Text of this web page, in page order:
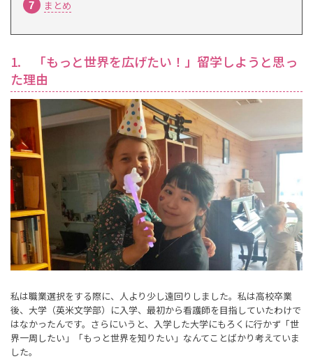
まとめ
1. 「もっと世界を広げたい！」留学しようと思っ
た理由
私は職業選択をする際に、人より少し遠回りしました。私は高校卒業
後、大学（英米文学部）に入学、最初から看護師を目指していたわけで
はなかったんです。さらにいうと、入学した大学にもろくに行かず「世
界一周したい」「もっと世界を知りたい」なんてことばかり考えていま
した。